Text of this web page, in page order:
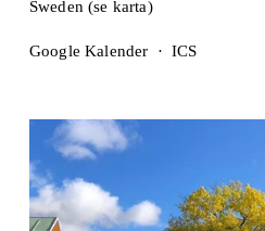
Sweden (se karta)
Google Kalender ICS